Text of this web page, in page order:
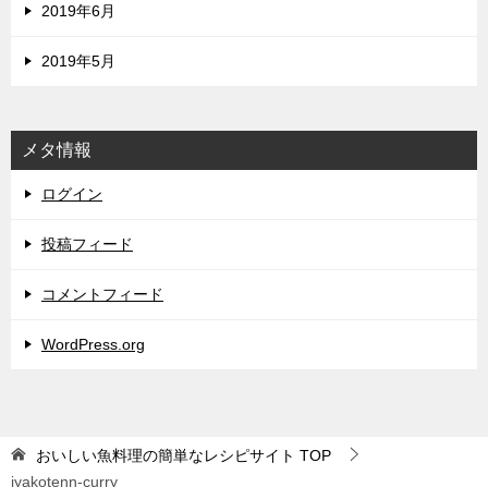
2019年6月
2019年5月
メタ情報
ログイン
投稿フィード
コメントフィード
WordPress.org
おいしい魚料理の簡単なレシピサイト TOP
jyakotenn-curry